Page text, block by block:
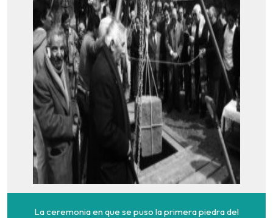
La ceremonia en que se puso la primera piedra del